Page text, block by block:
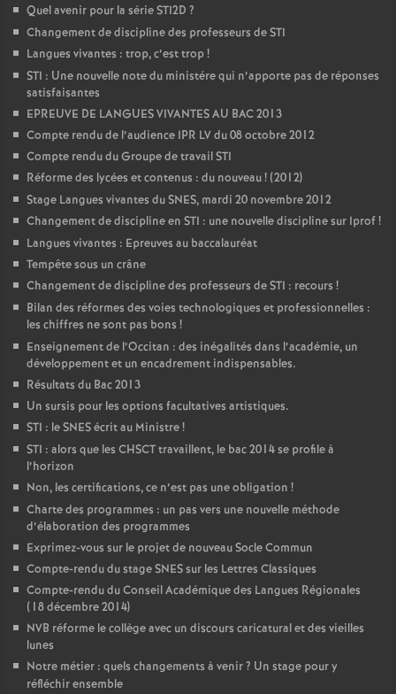
Quel avenir pour la série STI2D ?
Changement de discipline des professeurs de STI
Langues vivantes : trop, c’est trop!
STI : Une nouvelle note du ministére qui n’apporte pas de réponses
satisfaisantes
EPREUVE DE LANGUES VIVANTES AU BAC 2013
Compte rendu de l’audience IPR LV du 08 octobre 2012
Compte rendu du Groupe de travail STI
Réforme des lycées et contenus : du nouveau! (2012)
Stage Langues vivantes du SNES, mardi 20 novembre 2012
Changement de discipline en STI : une nouvelle discipline sur Iprof!
Langues vivantes : Epreuves au baccalauréat
Tempête sous un crâne
Changement de discipline des professeurs de STI : recours !
Bilan des réformes des voies technologiques et professionnelles :
les chiffres ne sont pas bons !
Enseignement de l’Occitan : des inégalités dans l’académie, un
développement et un encadrement indispensables.
Résultats du Bac 2013
Un sursis pour les options facultatives artistiques.
STI : le SNES écrit au Ministre!
STI : alors que les CHSCT travaillent, le bac 2014 se profile à
l’horizon
Non, les certifications, ce n’est pas une obligation !
Charte des programmes : un pas vers une nouvelle méthode
d’élaboration des programmes
Exprimez-vous sur le projet de nouveau Socle Commun
Compte-rendu du stage SNES sur les Lettres Classiques
Compte-rendu du Conseil Académique des Langues Régionales
(18 décembre 2014)
NVB réforme le collège avec un discours caricatural et des vieilles
lunes
Notre métier : quels changements à venir? Un stage pour y
réfléchir ensemble